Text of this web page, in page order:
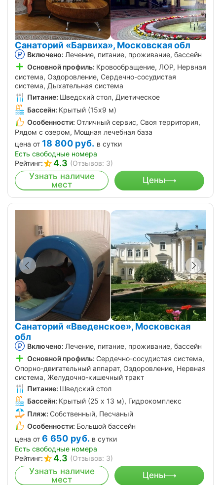
Санаторий «Барвиха», Московская обл
Включено: Лечение, питание, проживание, бассейн
Основной профиль: Кровообращение, ЛОР, Нервная
система, Оздоровление, Сердечно-сосудистая
система, Дыхательная система
Питание: Шведский стол, Диетическое
Бассейн: Крытый (15х9 м)
Особенности: Отличный сервис, Своя территория,
Рядом с озером, Мощная лечебная база
цена от 18 800 руб. в сутки
Есть свободные номера
Рейтинг:
4.3 (Отзывов: 3)
Узнать наличие
мест
Цены
Санаторий «Введенское», Московская
обл
Включено: Лечение, питание, проживание, бассейн
Основной профиль: Сердечно-сосудистая система,
Опорно-двигательный аппарат, Оздоровление, Нервная
система, Желудочно-кишечный тракт
Питание: Шведский стол
Бассейн: Крытый (25 х 13 м), Гидрокомплекс
Пляж: Собственный, Песчаный
Особенности: Большой бассейн
цена от 6 650 руб. в сутки
Есть свободные номера
Рейтинг:
4.3 (Отзывов: 3)
Узнать наличие
мест
Цены